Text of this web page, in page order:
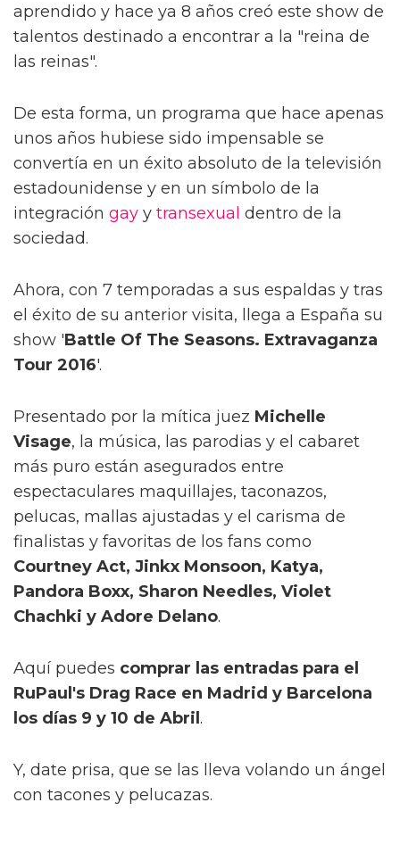
aprendido y hace ya 8 años creó este show de
talentos destinado a encontrar a la "reina de
las reinas".
De esta forma, un programa que hace apenas
unos años hubiese sido impensable se
convertía en un éxito absoluto de la televisión
estadounidense y en un símbolo de la
integración gay y transexual dentro de la
sociedad.
Ahora, con 7 temporadas a sus espaldas y tras
el éxito de su anterior visita, llega a España su
show 'Battle Of The Seasons. Extravaganza
Tour 2016'.
Presentado por la mítica juez Michelle
Visage, la música, las parodias y el cabaret
más puro están asegurados entre
espectaculares maquillajes, taconazos,
pelucas, mallas ajustadas y el carisma de
finalistas y favoritas de los fans como
Courtney Act, Jinkx Monsoon, Katya,
Pandora Boxx, Sharon Needles, Violet
Chachki y Adore Delano.
Aquí puedes comprar las entradas para el
RuPaul's Drag Race en Madrid y Barcelona
los días 9 y 10 de Abril.
Y, date prisa, que se las lleva volando un ángel
con tacones y pelucazas.